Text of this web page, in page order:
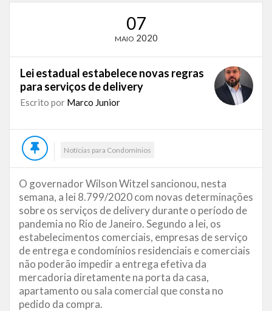
07
MAIO 2020
Lei estadual estabelece novas regras
para serviços de delivery
Escrito por Marco Junior
Notícias para Condomínios
O governador Wilson Witzel sancionou, nesta
semana, a lei 8.799/2020 com novas determinações
sobre os serviços de delivery durante o período de
pandemia no Rio de Janeiro. Segundo a lei, os
estabelecimentos comerciais, empresas de serviço
de entrega e condomínios residenciais e comerciais
não poderão impedir a entrega efetiva da
mercadoria diretamente na porta da casa,
apartamento ou sala comercial que consta no
pedido da compra.